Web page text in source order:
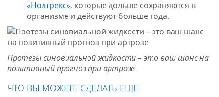
«Нолтрекс», которые дольше сохраняются в
организме и действуют больше года.
Протезы синовиальной жидкости – это ваш шанс на
позитивный прогноз при артрозе
ЧТО ВЫ МОЖЕТЕ СДЕЛАТЬ ЕЩЕ